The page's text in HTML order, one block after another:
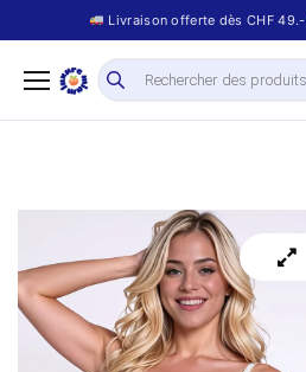
Livraison offerte dès CHF 49.-